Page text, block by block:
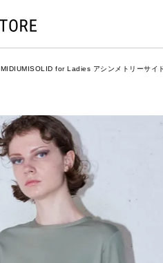
MIDIUMISOLID for Ladies アシンメトリーサイ